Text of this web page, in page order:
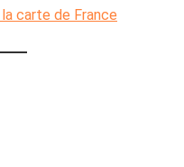
carte de France